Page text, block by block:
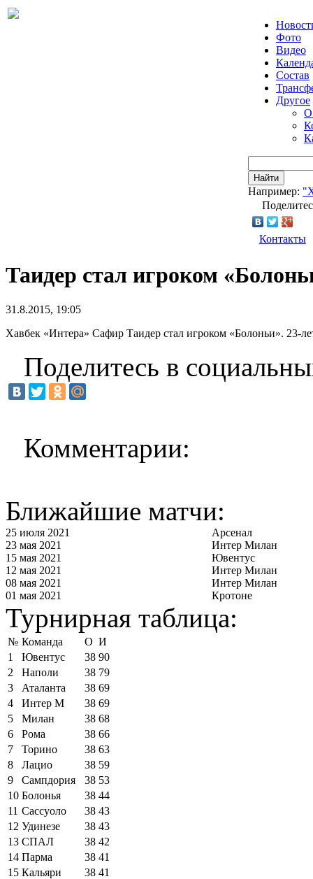
Фото
Видео
Состав
Другое
О
Найти
Например:
Контакты
Таидер стал игроком
31.8.2015, 19:05
Хавбек «Интера» Сафир Таидер стал игроком «Болоньи». 23-
Поделитесь в
Комментарии:
Ближайшие матчи:
25 июля 2021
Арсенал
23 мая 2021
Интер Милан
15 мая 2021
Ювентус
12 мая 2021
Интер Милан
08 мая 2021
Интер Милан
01 мая 2021
Кротоне
Турнирная таблица:
№ Команда О И
1
Ювентус 38 90
2
Наполи 38 79
3
Аталанта 38 69
4
Интер М 38 69
5
Милан 38 68
6
Рома 38 66
7
Торино 38 63
8
Лацио 38 59
9
Сампдория 38 53
10 Болонья 38 44
11 Сассуоло 38 43
12 Удинезе 38 43
13 СПАЛ 38 42
14 Парма 38 41
15 Кальяри 38 41